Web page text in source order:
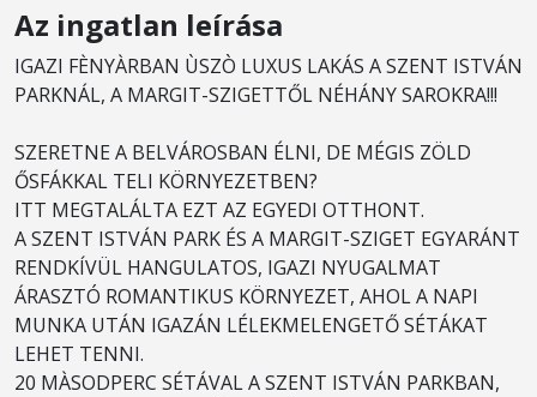
Az ingatlan leírása
IGAZI FÈNYÀRBAN ÙSZÒ LUXUS LAKÁS A SZENT ISTVÁN
PARKNÁL, A MARGIT-SZIGETTŐL NÉHÁNY SAROKRA!!!
SZERETNE A BELVÁROSBAN ÉLNI, DE MÉGIS ZÖLD
ŐSFÁKKAL TELI KÖRNYEZETBEN?
ITT MEGTALÁLTA EZT AZ EGYEDI OTTHONT.
A SZENT ISTVÁN PARK ÉS A MARGIT-SZIGET EGYARÁNT
RENDKÍVÜL HANGULATOS, IGAZI NYUGALMAT
ÁRASZTÓ ROMANTIKUS KÖRNYEZET, AHOL A NAPI
MUNKA UTÁN IGAZÁN LÉLEKMELENGETŐ SÉTÁKAT
LEHET TENNI.
20 MÀSODPERC SÉTÁVAL A SZENT ISTVÁN PARKBAN,